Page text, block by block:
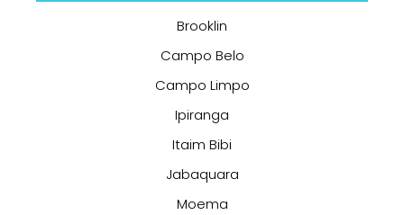
Brooklin
Campo Belo
Campo Limpo
Ipiranga
Itaim Bibi
Jabaquara
Moema